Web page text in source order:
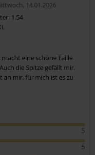
14.01.2026
1.54
eine schöne Taille
die Spitze gefällt mir.
an mir, für mich ist es zu
5
5